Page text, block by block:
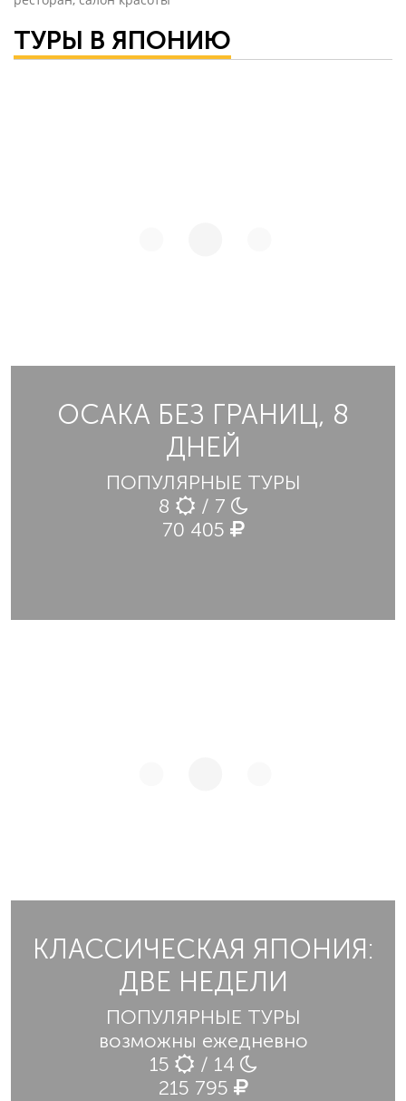
ТУРЫ В ЯПОНИЮ
ОСАКА БЕЗ ГРАНИЦ, 8
ДНЕЙ
ПОПУЛЯРНЫЕ ТУРЫ
8
/ 7
70 405
КЛАССИЧЕСКАЯ ЯПОНИЯ:
ДВЕ НЕДЕЛИ
ПОПУЛЯРНЫЕ ТУРЫ
возможны ежедневно
15
/ 14
215 795